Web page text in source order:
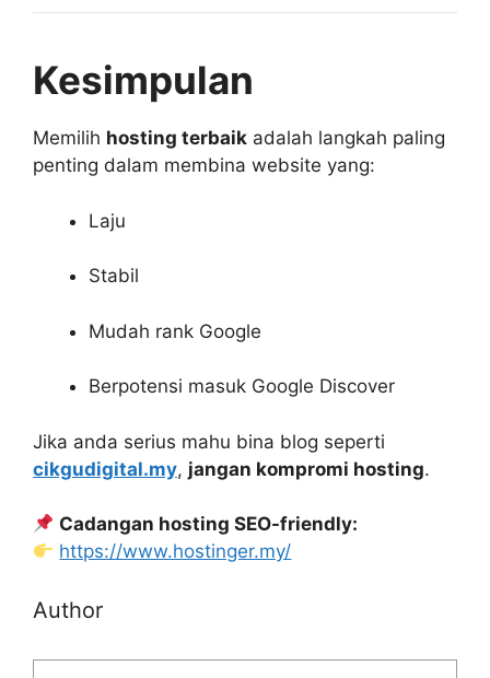
Kesimpulan
Memilih hosting terbaik adalah langkah paling
penting dalam membina website yang:
Laju
Stabil
Mudah rank Google
Berpotensi masuk Google Discover
Jika anda serius mahu bina blog seperti
cikgudigital.my, jangan kompromi hosting.
Cadangan hosting SEO-friendly:
https://www.hostinger.my/
Author